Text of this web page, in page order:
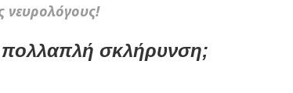
νευρολόγους!
πολλαπλή σκλήρυνση;